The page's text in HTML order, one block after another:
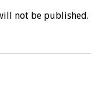
not be published.